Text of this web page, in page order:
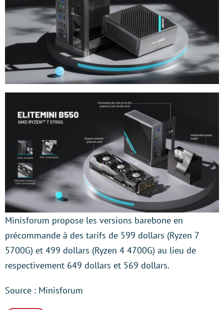
Minisforum propose les versions barebone en
précommande à des tarifs de 599 dollars (Ryzen 7
5700G) et 499 dollars (Ryzen 4 4700G) au lieu de
respectivement 649 dollars et 569 dollars.
Source : Minisforum